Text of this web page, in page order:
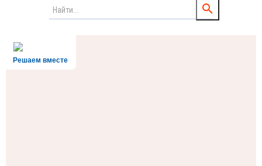
Решаем вместе